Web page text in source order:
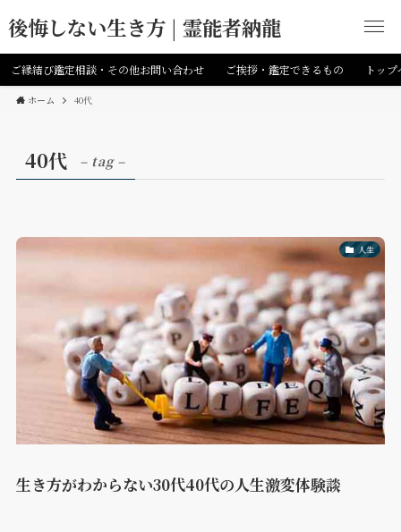
後悔しない生き方 | 霊能者納龍
ご縁結び鑑定相談・その他お問い合わせ ご挨拶・鑑定できるもの トッ
ホーム 40代
40代 – tag –
人生
生き方がわからない30代40代の人生激変体験談